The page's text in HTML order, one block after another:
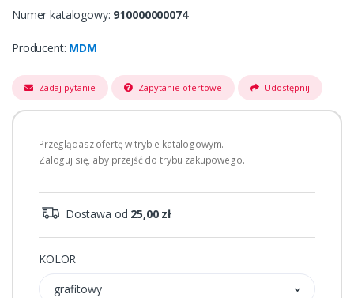
Numer katalogowy: 910000000074
Producent: MDM
Zadaj pytanie Zapytanie ofertowe Udostępnij
Przeglądasz ofertę w trybie katalogowym.
Zaloguj się, aby przejść do trybu zakupowego.
Dostawa od 25,00 zł
KOLOR
grafitowy